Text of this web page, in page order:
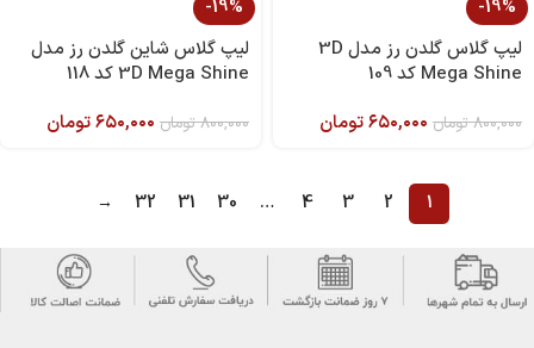
-19%
لیپ گلاس گلدن رز مدل 3D
Mega Shine کد 109
۸۰۰,۰۰۰تومان ۶۵۰,۰۰۰تومان
-19%
لیپ گلاس شاین گلدن رز مدل
3D Mega Shine کد 118
۸۰۰,۰۰۰تومان ۶۵۰,۰۰۰تومان
1
2
3
4
…
30
31
32
→